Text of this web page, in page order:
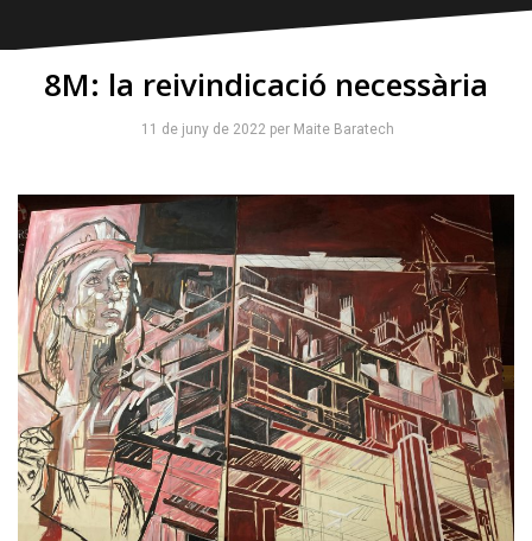
8M: la reivindicació necessària
11 de juny de 2022 per Maite Baratech